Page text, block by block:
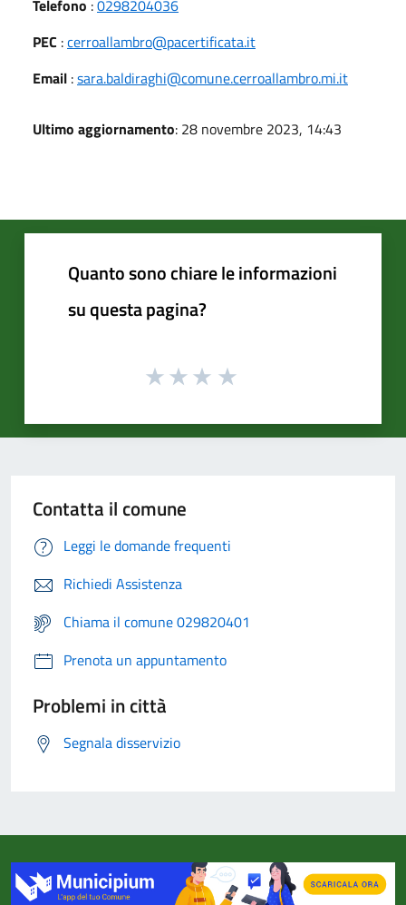
Telefono :0298204036
PEC :cerroallambro@pacertificata.it
Email :sara.baldiraghi@comune.cerroallambro.mi.it
Ultimo aggiornamento: 28 novembre 2023, 14:43
Quanto sono chiare le informazioni
su questa pagina?
Contatta il comune
Leggi le domande frequenti
Richiedi Assistenza
Chiama il comune 029820401
Prenota un appuntamento
Problemi in città
Segnala disservizio